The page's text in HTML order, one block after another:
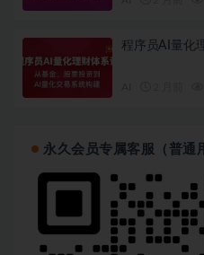
程序员AI量化
永久会员专属客服（普通